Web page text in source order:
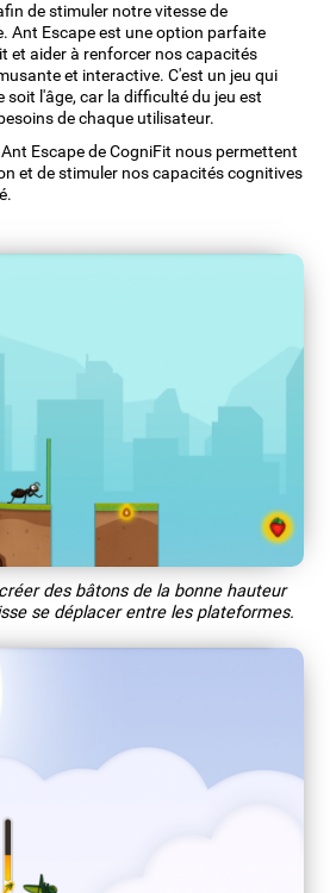
de stimuler notre vitesse de
Ant Escape est une option parfaite
et aider à renforcer nos capacités
et interactive. C'est un jeu qui
soit l'âge, car la difficulté du jeu est
de chaque utilisateur.
Escape de CogniFit nous permettent
et de stimuler nos capacités cognitives
des bâtons de la bonne hauteur
se déplacer entre les plateformes.